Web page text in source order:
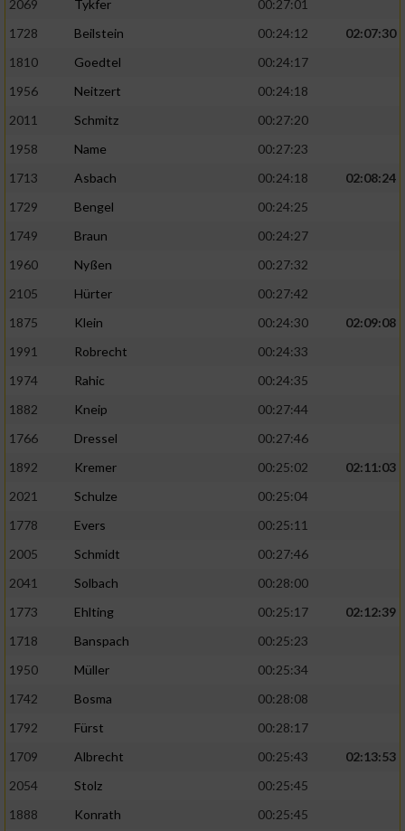
2069 Tykfer
00:27:01
1728
Beilstein 00:24:12
02:07:30
1810
Goedtel
00:24:17
1956
Neitzert
00:24:18
2011
Schmitz
00:27:20
1958
Name
00:27:23
1713
Asbach 00:24:18
02:08:24
1729
Bengel
00:24:25
1749
Braun
00:24:27
1960
Nyßen
00:27:32
2105
Hürter
00:27:42
1875
Klein 00:24:30
02:09:08
1991
Robrecht
00:24:33
1974
Rahic
00:24:35
1882
Kneip
00:27:44
1766
Dressel
00:27:46
1892
Kremer 00:25:02
02:11:03
2021
Schulze
00:25:04
1778
Evers
00:25:11
2005
Schmidt
00:27:46
2041
Solbach
00:28:00
1773
Ehlting 00:25:17
02:12:39
1718
Banspach
00:25:23
1950
Müller
00:25:34
1742
Bosma
00:28:08
1792
Fürst
00:28:17
1709
Albrecht 00:25:43
02:13:53
2054
Stolz
00:25:45
1888
Konrath
00:25:45